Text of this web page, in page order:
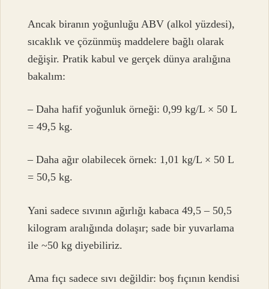
Ancak biranın yoğunluğu ABV (alkol yüzdesi),
sıcaklık ve çözünmüş maddelere bağlı olarak
değişir. Pratik kabul ve gerçek dünya aralığına
bakalım:
– Daha hafif yoğunluk örneği: 0,99 kg/L × 50 L
= 49,5 kg.
– Daha ağır olabilecek örnek: 1,01 kg/L × 50 L
= 50,5 kg.
Yani sadece sıvının ağırlığı kabaca 49,5 – 50,5
kilogram aralığında dolaşır; sade bir yuvarlama
ile ~50 kg diyebiliriz.
Ama fıçı sadece sıvı değildir: boş fıçının kendisi